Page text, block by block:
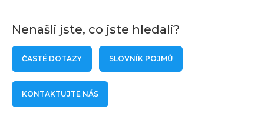
Nenašli jste, co jste hledali?
ČASTÉ DOTAZY SLOVNÍK POJMŮ
KONTAKTUJTE NÁS